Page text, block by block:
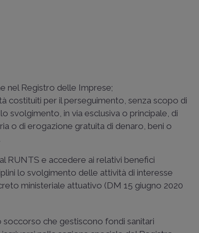
nel Registro delle Imprese;
costituiti per il perseguimento, senza scopo di
svolgimento, in via esclusiva o principale, di
o di erogazione gratuita di denaro, beni o
RUNTS e accedere ai relativi benefici
lo svolgimento delle attività di interesse
ministeriale attuativo (DM 15 giugno 2020
che gestiscono fondi sanitari